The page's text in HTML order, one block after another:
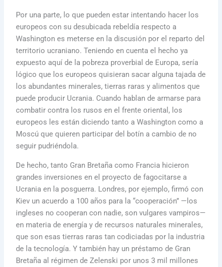
Por una parte, lo que pueden estar intentando hacer los
europeos con su desubicada rebeldía respecto a
Washington es meterse en la discusión por el reparto del
territorio ucraniano. Teniendo en cuenta el hecho ya
expuesto aquí de la pobreza proverbial de Europa, sería
lógico que los europeos quisieran sacar alguna tajada de
los abundantes minerales, tierras raras y alimentos que
puede producir Ucrania. Cuando hablan de armarse para
combatir contra los rusos en el frente oriental, los
europeos les están diciendo tanto a Washington como a
Moscú que quieren participar del botín a cambio de no
seguir pudriéndola.
De hecho, tanto Gran Bretaña como Francia hicieron
grandes inversiones en el proyecto de fagocitarse a
Ucrania en la posguerra. Londres, por ejemplo, firmó con
Kiev un acuerdo a 100 años para la “cooperación” —los
ingleses no cooperan con nadie, son vulgares vampiros—
en materia de energía y de recursos naturales minerales,
que son esas tierras raras tan codiciadas por la industria
de la tecnología. Y también hay un préstamo de Gran
Bretaña al régimen de Zelenski por unos 3 mil millones